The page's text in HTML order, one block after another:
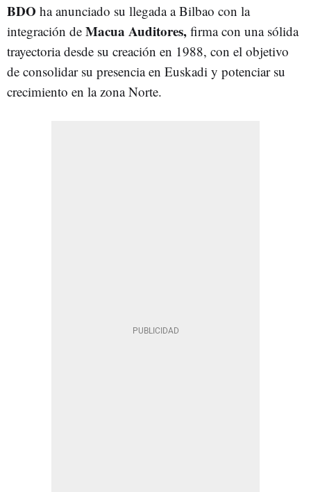
BDO ha anunciado su llegada a Bilbao con la
integración de Macua Auditores, firma con una sólida
trayectoria desde su creación en 1988, con el objetivo
de consolidar su presencia en Euskadi y potenciar su
crecimiento en la zona Norte.